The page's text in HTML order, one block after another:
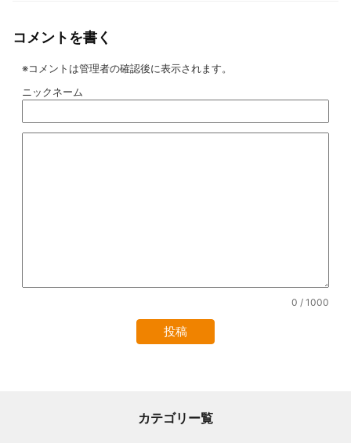
コメントを書く
※コメントは管理者の確認後に表示されます。
ニックネーム
0 / 1000
カテゴリー覧